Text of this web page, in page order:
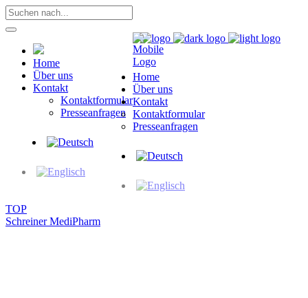
Home
Über uns
Kontakt
Kontaktformular
Presseanfragen
Home
Über uns
Kontakt
Kontaktformular
Presseanfragen
TOP
Schreiner MediPharm